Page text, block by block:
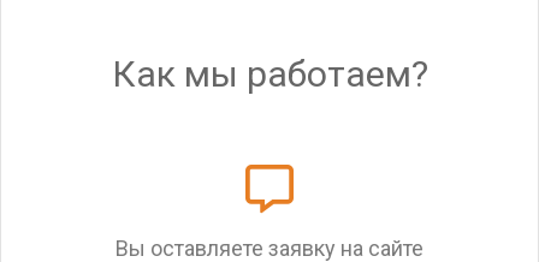
Как мы работаем?
Вы оставляете заявку на сайте